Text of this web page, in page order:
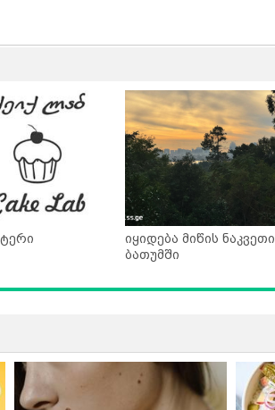
იყიდება მიწის ნაკვეთი
ბათუმში